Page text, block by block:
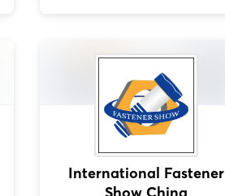
International Fastener